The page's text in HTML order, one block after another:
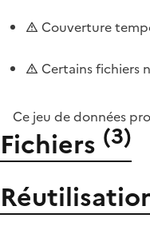
Couverture
Certains fichiers
Ce jeu de données
Fichiers (3)